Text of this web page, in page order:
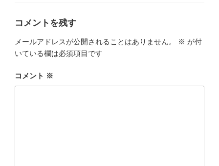
コメントを残す
メールアドレスが公開されることはありません。 ※ が付
いている欄は必須項目です
コメント ※